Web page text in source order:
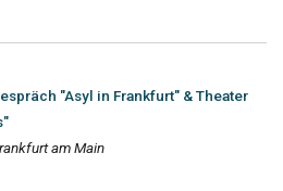
"Asyl in Frankfurt" & Theater
am Main